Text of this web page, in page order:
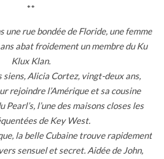
**
une rue bondée de Floride, une femme
abat froidement un membre du Ku
Klux Klan.
siens, Alicia Cortez, vingt-deux ans,
rejoindre l’Amérique et sa cousine
l’une des maisons closes les
de Key West.
la belle Cubaine trouve rapidement
sensuel et secret. Aidée de John,